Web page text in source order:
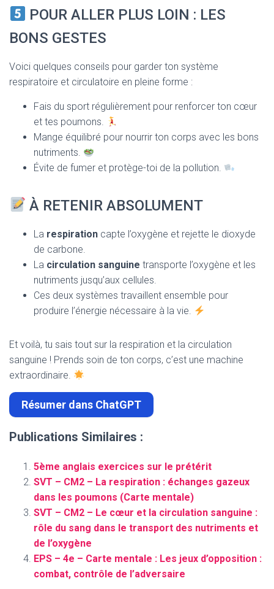
POUR ALLER PLUS LOIN : LES
BONS GESTES
Voici quelques conseils pour garder ton système
respiratoire et circulatoire en pleine forme :
Fais du sport régulièrement pour renforcer ton cœur
et tes poumons.
Mange équilibré pour nourrir ton corps avec les bons
nutriments.
Évite de fumer et protège-toi de la pollution.
À RETENIR ABSOLUMENT
La respiration capte l’oxygène et rejette le dioxyde
de carbone.
La circulation sanguine transporte l’oxygène et les
nutriments jusqu’aux cellules.
Ces deux systèmes travaillent ensemble pour
produire l’énergie nécessaire à la vie.
Et voilà, tu sais tout sur la respiration et la circulation
sanguine ! Prends soin de ton corps, c’est une machine
extraordinaire.
Résumer dans ChatGPT
Publications Similaires :
5ème anglais exercices sur le prétérit
SVT – CM2 – La respiration : échanges gazeux
dans les poumons (Carte mentale)
SVT – CM2 – Le cœur et la circulation sanguine :
rôle du sang dans le transport des nutriments et
de l’oxygène
EPS – 4e – Carte mentale : Les jeux d’opposition :
combat, contrôle de l’adversaire